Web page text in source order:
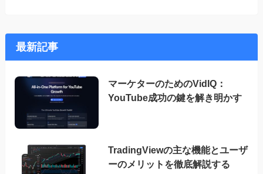
最新記事
マーケターのためのVidIQ：
YouTube成功の鍵を解き明かす
TradingViewの主な機能とユーザ
ーのメリットを徹底解説する